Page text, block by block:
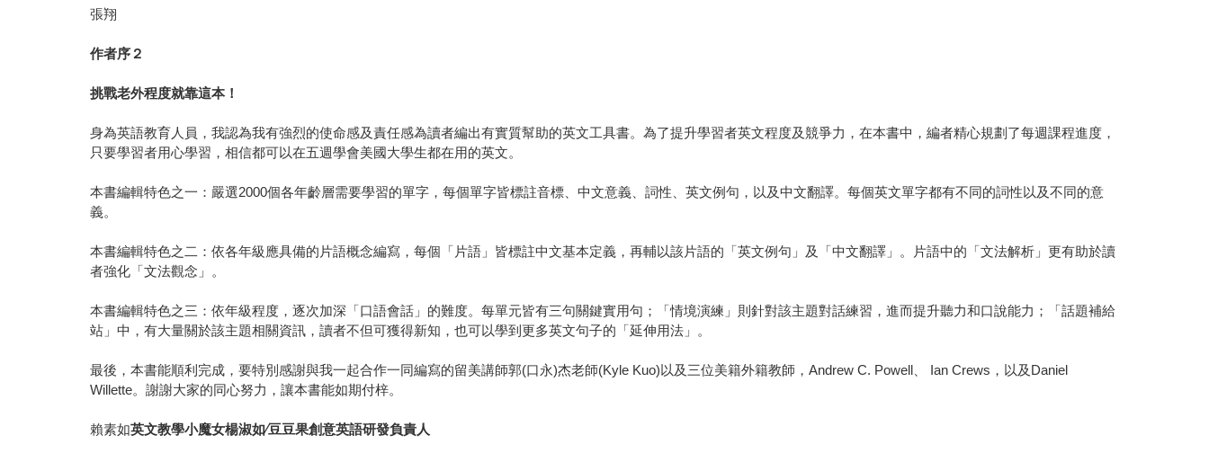
張翔
作者序２
挑戰老外程度就靠這本！
身為英語教育人員，我認為我有強烈的使命感及責任感為讀者編出有實質幫助的英文工具書。為了提升學習者英文程度及競爭力，在本書中，編者精心規劃了每週課程進度，
只要學習者用心學習，相信都可以在五週學會美國大學生都在用的英文。
本書編輯特色之一：嚴選2000個各年齡層需要學習的單字，每個單字皆標註音標、中文意義、詞性、英文例句，以及中文翻譯。每個英文單字都有不同的詞性以及不同的意
義。
本書編輯特色之二：依各年級應具備的片語概念編寫，每個「片語」皆標註中文基本定義，再輔以該片語的「英文例句」及「中文翻譯」。片語中的「文法解析」更有助於讀
者強化「文法觀念」。
本書編輯特色之三：依年級程度，逐次加深「口語會話」的難度。每單元皆有三句關鍵實用句；「情境演練」則針對該主題對話練習，進而提升聽力和口說能力；「話題補給
站」中，有大量關於該主題相關資訊，讀者不但可獲得新知，也可以學到更多英文句子的「延伸用法」。
最後，本書能順利完成，要特別感謝與我一起合作一同編寫的留美講師郭(口永)杰老師(Kyle Kuo)以及三位美籍外籍教師，Andrew C. Powell、 Ian Crews，以及Daniel
Willette。謝謝大家的同心努力，讓本書能如期付梓。
賴素如英文教學小魔女楊淑如∕豆豆果創意英語研發負責人